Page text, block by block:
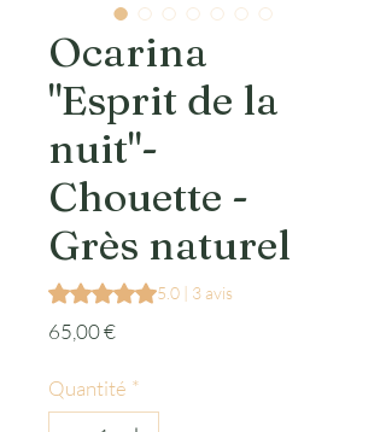
Ocarina
"Esprit de la
nuit"-
Chouette -
Grès naturel
La note est de 5.0 sur cinq étoiles selon
5.0 | 3 avis
65,00 €Prix
Quantité *